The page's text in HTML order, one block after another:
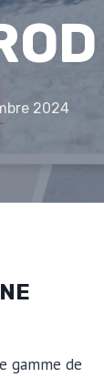
2024
gamme de